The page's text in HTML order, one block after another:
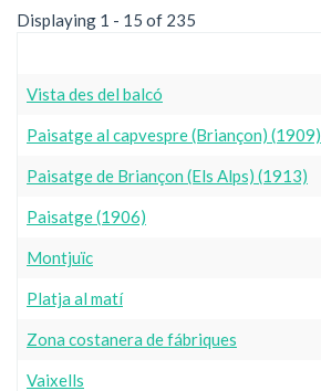
Displaying 1 - 15 of 235
Vista des del balcó
Paisatge al capvespre (Briançon) (1909)
Paisatge de Briançon (Els Alps) (1913)
Paisatge (1906)
Montjuïc
Platja al matí
Zona costanera de fábriques
Vaixells